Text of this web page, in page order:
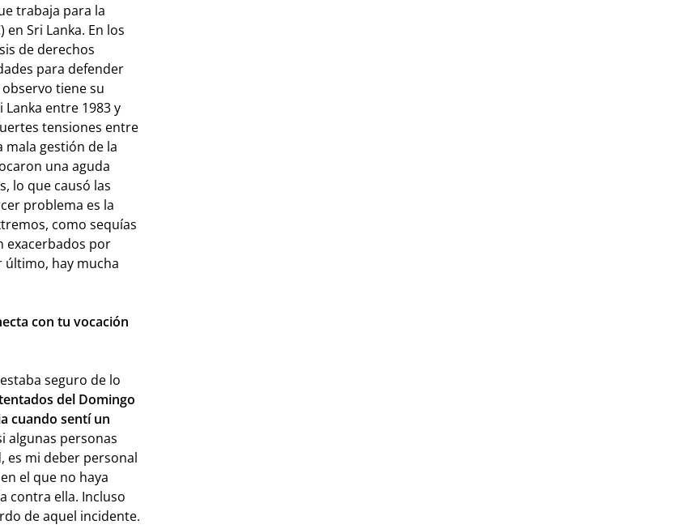
trabaja para la
en Sri Lanka. En los
de derechos
para defender
tiene su
entre 1983 y
tensiones entre
mala gestión de la
una aguda
lo que causó las
problema es la
como sequías
exacerbados por
hay mucha
con tu vocación
seguro de lo
del Domingo
cuando sentí un
algunas personas
es mi deber personal
el que no haya
contra ella. Incluso
de aquel incidente.